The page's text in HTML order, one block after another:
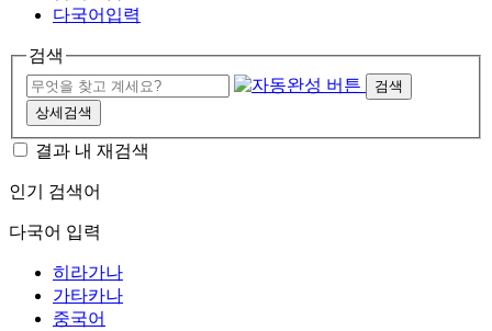
다국어입력
검색
검색
상세검색
결과 내 재검색
인기 검색어
다국어 입력
히라가나
가타카나
중국어